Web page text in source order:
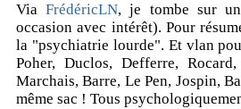
ViaFrédéricLN, je tombe sur
occasion avec intérêt). Pour
la "psychiatrie lourde". Et vlan
Poher, Duclos, Defferre,
Marchais, Barre, Le Pen, Jospin,
même sac ! Tous